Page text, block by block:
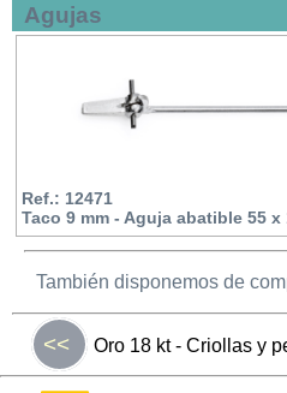
Agujas
Ref.: 12471
Taco 9 mm - Aguja abatible 55 x
También disponemos de
<< Oro 18 kt - Criollas y